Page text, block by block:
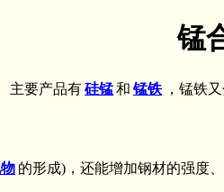
锰
主要产品有硅锰和 锰铁 ，锰铁
的形成)，还能增加钢材的强度